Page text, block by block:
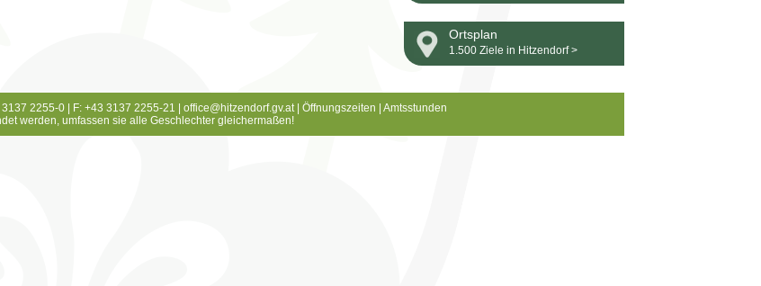
Ortsplan
1.500 Ziele in Hitzendorf >
2255-0 | F: +43 3137 2255-21 | office@hitzendorf.gv.at| Öffnungszeiten
Amtsstunden
werden, umfassen sie alle Geschlechter gleichermaßen!